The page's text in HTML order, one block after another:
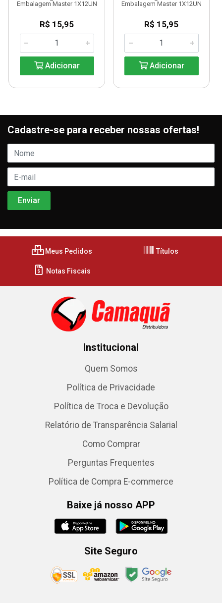
Embalagem Master 1X12UN
R$ 15,95
Adicionar
Embalagem Master 1X12UN
R$ 15,95
Adicionar
Cadastre-se para receber nossas ofertas!
Meus Pedidos Títulos
Notas Fiscais
Institucional
Quem Somos
Política de Privacidade
Política de Troca e Devolução
Relatório de Transparência Salarial
Como Comprar
Perguntas Frequentes
Política de Compra E-commerce
Baixe já nosso APP
Site Seguro